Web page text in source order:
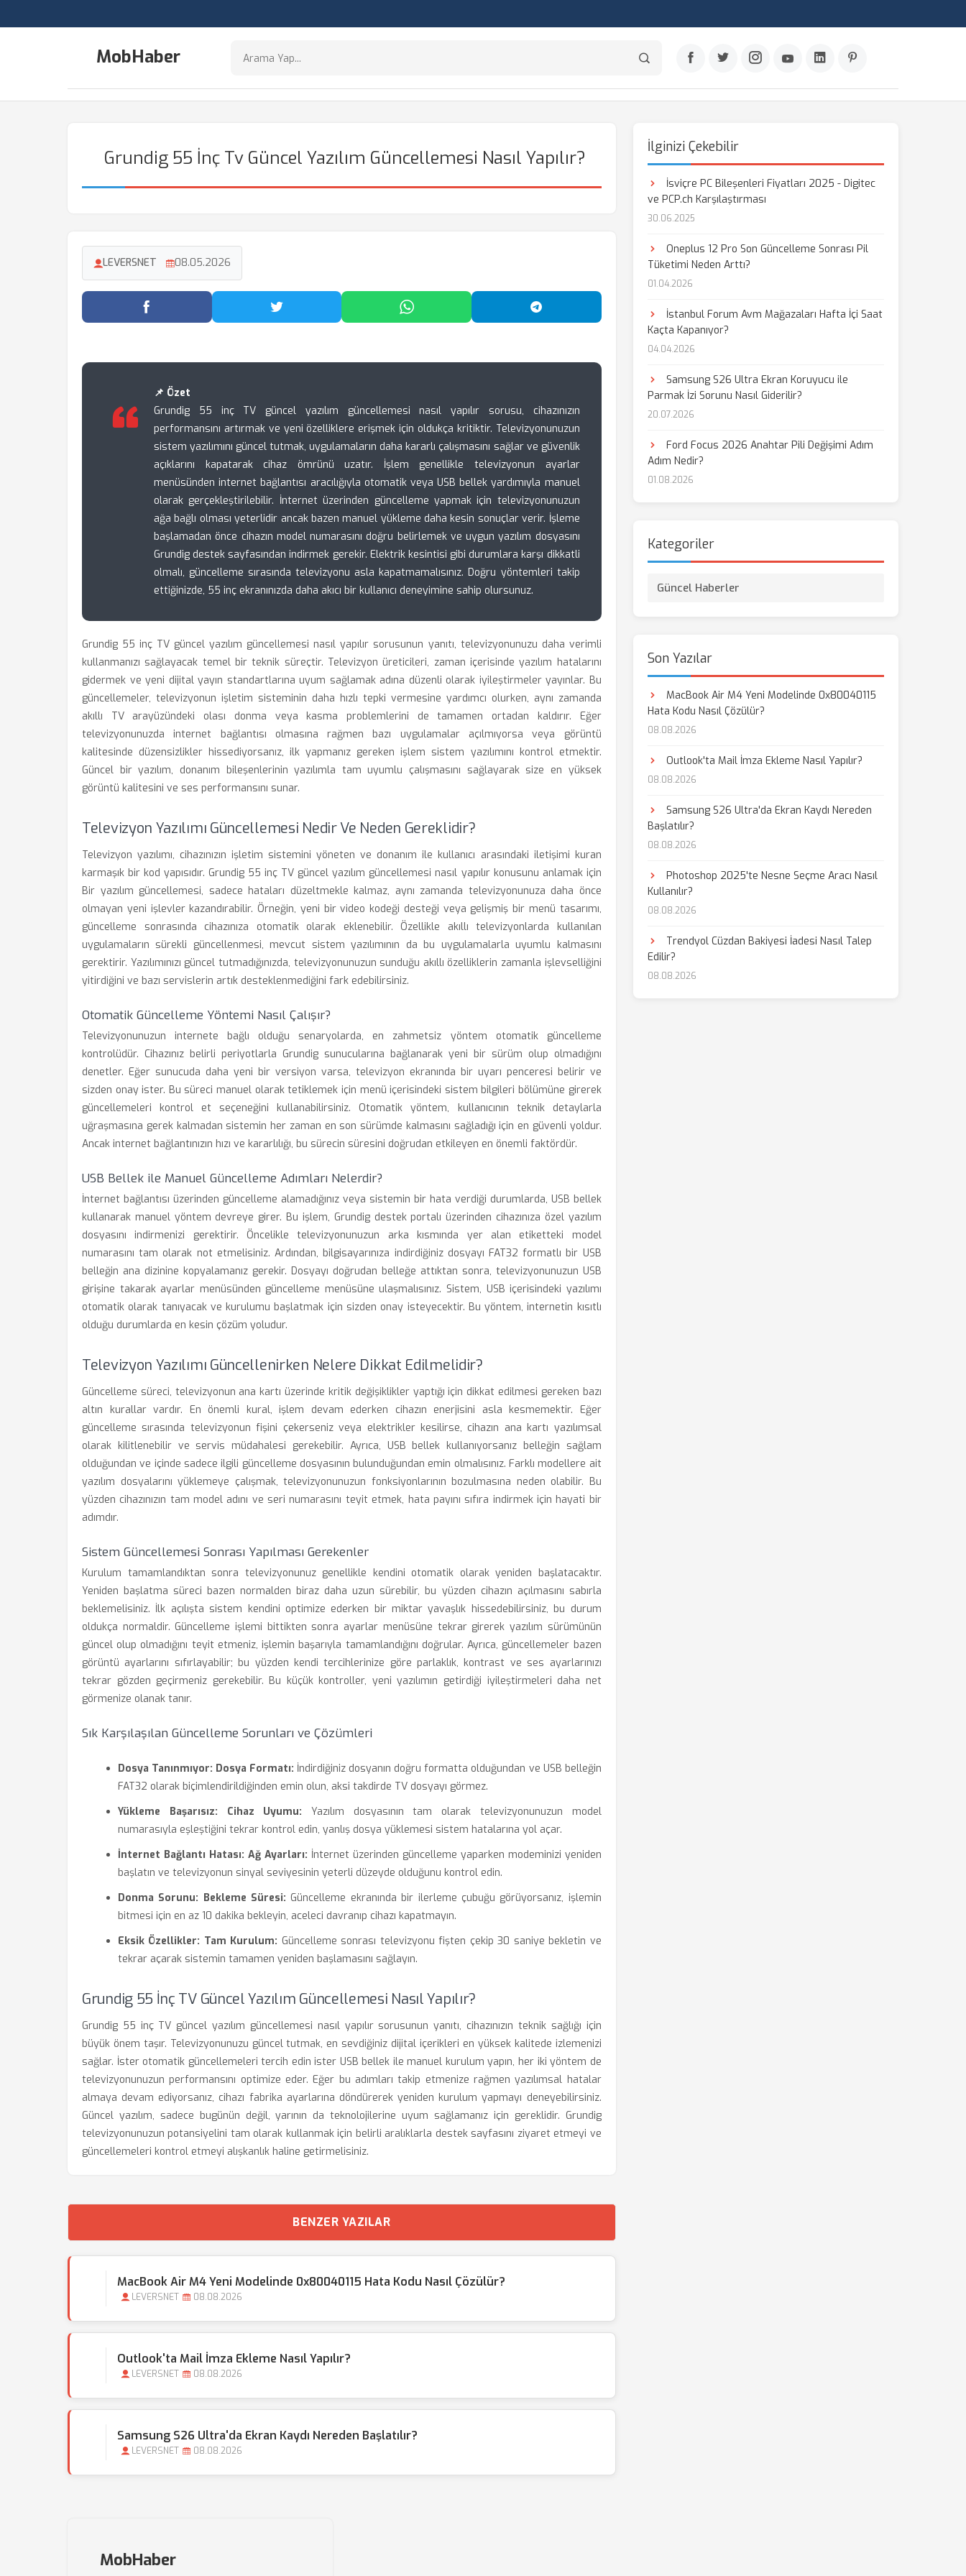
MobHaber
Grundig 55 İnç Tv Güncel Yazılım Güncellemesi Nasıl Yapılır?
LEVERSNET 08.05.2026
Facebook'ta Paylaş Twitter'da Paylaş WhatsApp'ta Paylaş Telegram'da Paylaş
📌 Özet
Grundig 55 inç TV güncel yazılım güncellemesi nasıl yapılır sorusu, cihazınızın
performansını artırmak ve yeni özelliklere erişmek için oldukça kritiktir. Televizyonunuzun
sistem yazılımını güncel tutmak, uygulamaların daha kararlı çalışmasını sağlar ve güvenlik
açıklarını kapatarak cihaz ömrünü uzatır. İşlem genellikle televizyonun ayarlar
menüsünden internet bağlantısı aracılığıyla otomatik veya USB bellek yardımıyla manuel
olarak gerçekleştirilebilir. İnternet üzerinden güncelleme yapmak için televizyonunuzun
ağa bağlı olması yeterlidir ancak bazen manuel yükleme daha kesin sonuçlar verir. İşleme
başlamadan önce cihazın model numarasını doğru belirlemek ve uygun yazılım dosyasını
Grundig destek sayfasından indirmek gerekir. Elektrik kesintisi gibi durumlara karşı dikkatli
olmalı, güncelleme sırasında televizyonu asla kapatmamalısınız. Doğru yöntemleri takip
ettiğinizde, 55 inç ekranınızda daha akıcı bir kullanıcı deneyimine sahip olursunuz.
Grundig 55 inç TV güncel yazılım güncellemesi nasıl yapılır sorusunun yanıtı, televizyonunuzu daha verimli
kullanmanızı sağlayacak temel bir teknik süreçtir. Televizyon üreticileri, zaman içerisinde yazılım hatalarını
gidermek ve yeni dijital yayın standartlarına uyum sağlamak adına düzenli olarak iyileştirmeler yayınlar. Bu
güncellemeler, televizyonun işletim sisteminin daha hızlı tepki vermesine yardımcı olurken, aynı zamanda
akıllı TV arayüzündeki olası donma veya kasma problemlerini de tamamen ortadan kaldırır. Eğer
televizyonunuzda internet bağlantısı olmasına rağmen bazı uygulamalar açılmıyorsa veya görüntü
kalitesinde düzensizlikler hissediyorsanız, ilk yapmanız gereken işlem sistem yazılımını kontrol etmektir.
Güncel bir yazılım, donanım bileşenlerinin yazılımla tam uyumlu çalışmasını sağlayarak size en yüksek
görüntü kalitesini ve ses performansını sunar.
Televizyon Yazılımı Güncellemesi Nedir Ve Neden Gereklidir?
Televizyon yazılımı, cihazınızın işletim sistemini yöneten ve donanım ile kullanıcı arasındaki iletişimi kuran
karmaşık bir kod yapısıdır. Grundig 55 inç TV güncel yazılım güncellemesi nasıl yapılır konusunu anlamak için
Bir yazılım güncellemesi, sadece hataları düzeltmekle kalmaz, aynı zamanda televizyonunuza daha önce
olmayan yeni işlevler kazandırabilir. Örneğin, yeni bir video kodeği desteği veya gelişmiş bir menü tasarımı,
güncelleme sonrasında cihazınıza otomatik olarak eklenebilir. Özellikle akıllı televizyonlarda kullanılan
uygulamaların sürekli güncellenmesi, mevcut sistem yazılımının da bu uygulamalarla uyumlu kalmasını
gerektirir. Yazılımınızı güncel tutmadığınızda, televizyonunuzun sunduğu akıllı özelliklerin zamanla işlevselliğini
yitirdiğini ve bazı servislerin artık desteklenmediğini fark edebilirsiniz.
Otomatik Güncelleme Yöntemi Nasıl Çalışır?
Televizyonunuzun internete bağlı olduğu senaryolarda, en zahmetsiz yöntem otomatik güncelleme
kontrolüdür. Cihazınız belirli periyotlarla Grundig sunucularına bağlanarak yeni bir sürüm olup olmadığını
denetler. Eğer sunucuda daha yeni bir versiyon varsa, televizyon ekranında bir uyarı penceresi belirir ve
sizden onay ister. Bu süreci manuel olarak tetiklemek için menü içerisindeki sistem bilgileri bölümüne girerek
güncellemeleri kontrol et seçeneğini kullanabilirsiniz. Otomatik yöntem, kullanıcının teknik detaylarla
uğraşmasına gerek kalmadan sistemin her zaman en son sürümde kalmasını sağladığı için en güvenli yoldur.
Ancak internet bağlantınızın hızı ve kararlılığı, bu sürecin süresini doğrudan etkileyen en önemli faktördür.
USB Bellek ile Manuel Güncelleme Adımları Nelerdir?
İnternet bağlantısı üzerinden güncelleme alamadığınız veya sistemin bir hata verdiği durumlarda, USB bellek
kullanarak manuel yöntem devreye girer. Bu işlem, Grundig destek portalı üzerinden cihazınıza özel yazılım
dosyasını indirmenizi gerektirir. Öncelikle televizyonunuzun arka kısmında yer alan etiketteki model
numarasını tam olarak not etmelisiniz. Ardından, bilgisayarınıza indirdiğiniz dosyayı FAT32 formatlı bir USB
belleğin ana dizinine kopyalamanız gerekir. Dosyayı doğrudan belleğe attıktan sonra, televizyonunuzun USB
girişine takarak ayarlar menüsünden güncelleme menüsüne ulaşmalısınız. Sistem, USB içerisindeki yazılımı
otomatik olarak tanıyacak ve kurulumu başlatmak için sizden onay isteyecektir. Bu yöntem, internetin kısıtlı
olduğu durumlarda en kesin çözüm yoludur.
Televizyon Yazılımı Güncellenirken Nelere Dikkat Edilmelidir?
Güncelleme süreci, televizyonun ana kartı üzerinde kritik değişiklikler yaptığı için dikkat edilmesi gereken bazı
altın kurallar vardır. En önemli kural, işlem devam ederken cihazın enerjisini asla kesmemektir. Eğer
güncelleme sırasında televizyonun fişini çekerseniz veya elektrikler kesilirse, cihazın ana kartı yazılımsal
olarak kilitlenebilir ve servis müdahalesi gerekebilir. Ayrıca, USB bellek kullanıyorsanız belleğin sağlam
olduğundan ve içinde sadece ilgili güncelleme dosyasının bulunduğundan emin olmalısınız. Farklı modellere ait
yazılım dosyalarını yüklemeye çalışmak, televizyonunuzun fonksiyonlarının bozulmasına neden olabilir. Bu
yüzden cihazınızın tam model adını ve seri numarasını teyit etmek, hata payını sıfıra indirmek için hayati bir
adımdır.
Sistem Güncellemesi Sonrası Yapılması Gerekenler
Kurulum tamamlandıktan sonra televizyonunuz genellikle kendini otomatik olarak yeniden başlatacaktır.
Yeniden başlatma süreci bazen normalden biraz daha uzun sürebilir, bu yüzden cihazın açılmasını sabırla
beklemelisiniz. İlk açılışta sistem kendini optimize ederken bir miktar yavaşlık hissedebilirsiniz, bu durum
oldukça normaldir. Güncelleme işlemi bittikten sonra ayarlar menüsüne tekrar girerek yazılım sürümünün
güncel olup olmadığını teyit etmeniz, işlemin başarıyla tamamlandığını doğrular. Ayrıca, güncellemeler bazen
görüntü ayarlarını sıfırlayabilir; bu yüzden kendi tercihlerinize göre parlaklık, kontrast ve ses ayarlarınızı
tekrar gözden geçirmeniz gerekebilir. Bu küçük kontroller, yeni yazılımın getirdiği iyileştirmeleri daha net
görmenize olanak tanır.
Sık Karşılaşılan Güncelleme Sorunları ve Çözümleri
Dosya Tanınmıyor: Dosya Formatı: İndirdiğiniz dosyanın doğru formatta olduğundan ve USB belleğin
FAT32 olarak biçimlendirildiğinden emin olun, aksi takdirde TV dosyayı görmez.
Yükleme Başarısız:
Cihaz Uyumu: Yazılım dosyasının tam olarak televizyonunuzun model
numarasıyla eşleştiğini tekrar kontrol edin, yanlış dosya yüklemesi sistem hatalarına yol açar.
İnternet Bağlantı Hatası: Ağ Ayarları: İnternet üzerinden güncelleme yaparken modeminizi yeniden
başlatın ve televizyonun sinyal seviyesinin yeterli düzeyde olduğunu kontrol edin.
Donma Sorunu: Bekleme Süresi: Güncelleme ekranında bir ilerleme çubuğu görüyorsanız, işlemin
bitmesi için en az 10 dakika bekleyin, aceleci davranıp cihazı kapatmayın.
Eksik Özellikler: Tam Kurulum: Güncelleme sonrası televizyonu fişten çekip 30 saniye bekletin ve
tekrar açarak sistemin tamamen yeniden başlamasını sağlayın.
Grundig 55 İnç TV Güncel Yazılım Güncellemesi Nasıl Yapılır?
Grundig 55 inç TV güncel yazılım güncellemesi nasıl yapılır sorusunun yanıtı, cihazınızın teknik sağlığı için
büyük önem taşır. Televizyonunuzu güncel tutmak, en sevdiğiniz dijital içerikleri en yüksek kalitede izlemenizi
sağlar. İster otomatik güncellemeleri tercih edin ister USB bellek ile manuel kurulum yapın, her iki yöntem de
televizyonunuzun performansını optimize eder. Eğer bu adımları takip etmenize rağmen yazılımsal hatalar
almaya devam ediyorsanız, cihazı fabrika ayarlarına döndürerek yeniden kurulum yapmayı deneyebilirsiniz.
Güncel yazılım, sadece bugünün değil, yarının da teknolojilerine uyum sağlamanız için gereklidir. Grundig
televizyonunuzun potansiyelini tam olarak kullanmak için belirli aralıklarla destek sayfasını ziyaret etmeyi ve
güncellemeleri kontrol etmeyi alışkanlık haline getirmelisiniz.
BENZER YAZILAR
MacBook Air M4 Yeni Modelinde 0x80040115 Hata Kodu Nasıl Çözülür?
LEVERSNET 08.08.2026
Outlook'ta Mail İmza Ekleme Nasıl Yapılır?
LEVERSNET 08.08.2026
Samsung S26 Ultra'da Ekran Kaydı Nereden Başlatılır?
LEVERSNET 08.08.2026
İlginizi Çekebilir
İsviçre PC Bileşenleri Fiyatları 2025 - Digitec
ve PCP.ch Karşılaştırması
30.06.2025
Oneplus 12 Pro Son Güncelleme Sonrası Pil
Tüketimi Neden Arttı?
01.04.2026
İstanbul Forum Avm Mağazaları Hafta İçi Saat
Kaçta Kapanıyor?
04.04.2026
Samsung S26 Ultra Ekran Koruyucu ile
Parmak İzi Sorunu Nasıl Giderilir?
20.07.2026
Ford Focus 2026 Anahtar Pili Değişimi Adım
Adım Nedir?
01.08.2026
Kategoriler
Güncel Haberler
Son Yazılar
MacBook Air M4 Yeni Modelinde 0x80040115
Hata Kodu Nasıl Çözülür?
08.08.2026
Outlook'ta Mail İmza Ekleme Nasıl Yapılır?
08.08.2026
Samsung S26 Ultra'da Ekran Kaydı Nereden
Başlatılır?
08.08.2026
Photoshop 2025'te Nesne Seçme Aracı Nasıl
Kullanılır?
08.08.2026
Trendyol Cüzdan Bakiyesi İadesi Nasıl Talep
Edilir?
08.08.2026
MobHaber